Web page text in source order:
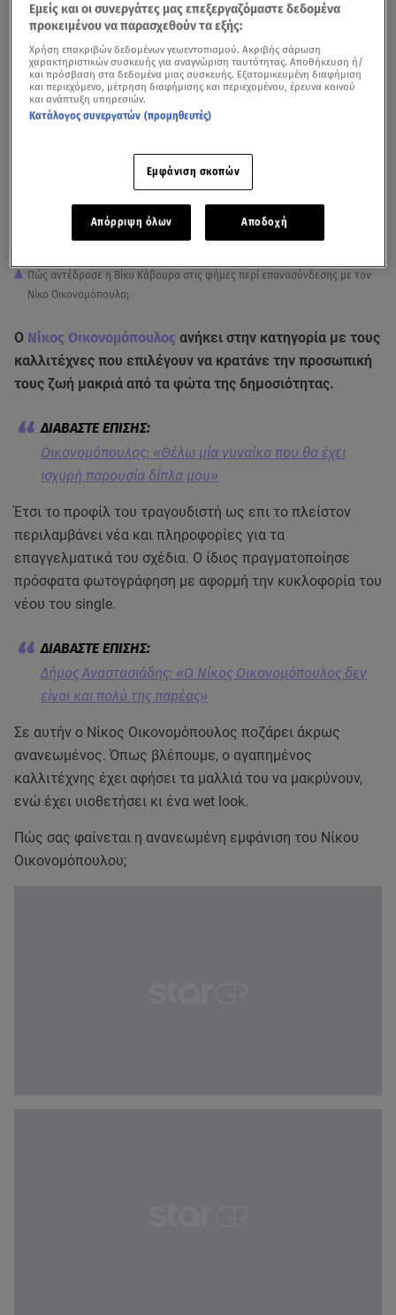
Πώς αντέδρασε η Βίκυ Κάβουρα στις φήμες περί επανασύνδεσης με τον
Νίκο Οικονομόπουλο;
Ο Νίκος Οικονομόπουλος ανήκει στην κατηγορία με τους
καλλιτέχνες που επιλέγουν να κρατάνε την προσωπική
τους ζωή μακριά από τα φώτα της δημοσιότητας.
Οικονομόπουλος: «Θέλω μία γυναίκα που θα έχει
ισχυρή παρουσία δίπλα μου»
Έτσι το προφίλ του τραγουδιστή ως επι το πλείστον
περιλαμβάνει νέα και πληροφορίες για τα
επαγγελματικά του σχέδια. Ο ίδιος πραγματοποίησε
πρόσφατα φωτογράφηση με αφορμή την κυκλοφορία του
νέου του single.
Δήμος Αναστασιάδης: «Ο Νίκος Οικονομόπουλος δεν
είναι και πολύ της παρέας»
Σε αυτήν ο Νίκος Οικονομόπουλος ποζάρει άκρως
ανανεωμένος. Όπως βλέπουμε, ο αγαπημένος
καλλιτέχνης έχει αφήσει τα μαλλιά του να μακρύνουν,
ενώ έχει υιοθετήσει κι ένα wet look.
Πώς σας φαίνεται η ανανεωμένη εμφάνιση του Νίκου
Οικονομόπουλου;
Εμείς και οι συνεργάτες μας επεξεργαζόμαστε δεδομένα
προκειμένου να παρασχεθούν τα εξής:
Χρήση επακριβών δεδομένων γεωεντοπισμού. Ακριβής σάρωση
χαρακτηριστικών συσκευής για αναγνώριση ταυτότητας. Αποθήκευση ή/
και πρόσβαση στα δεδομένα μιας συσκευής. Εξατομικευμένη διαφήμιση
και περιεχόμενο, μέτρηση διαφήμισης και περιεχομένου, έρευνα κοινού
και ανάπτυξη υπηρεσιών.
Κατάλογος συνεργατών (προμηθευτές)
Εμφάνιση σκοπών
Απόρριψη όλων Αποδοχή